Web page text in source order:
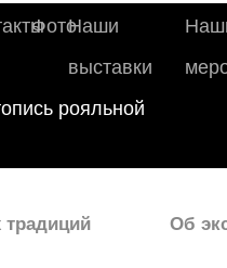
ФотоНаши
выставки
рояльной
Об